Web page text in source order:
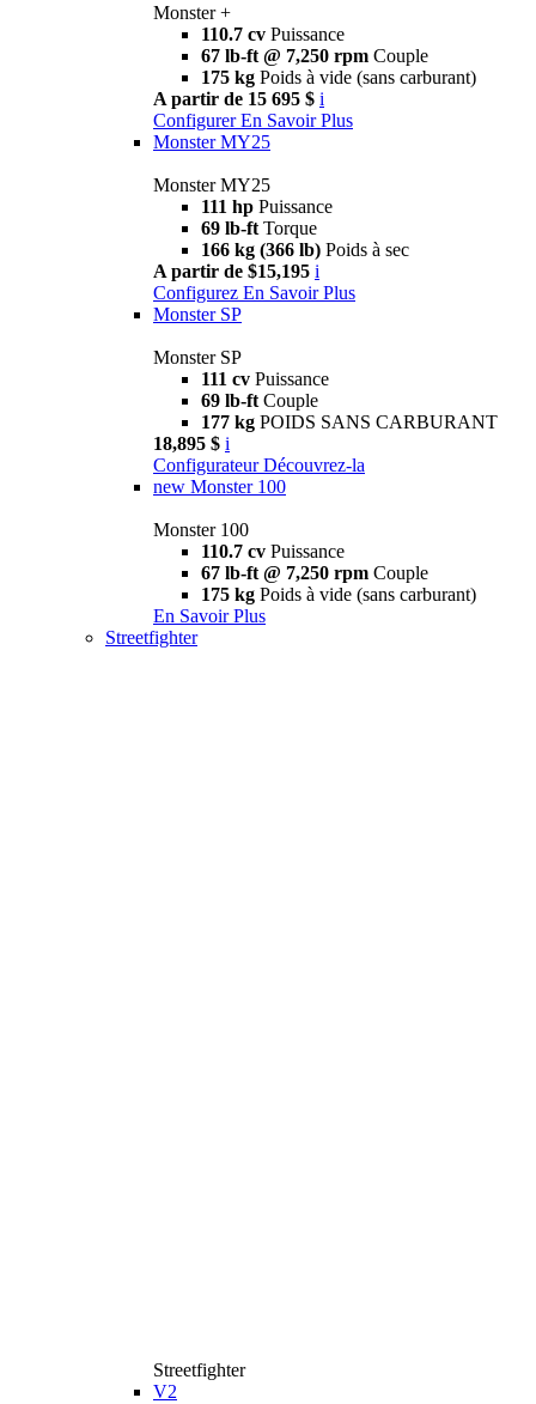
Monster +
110.7 cv Puissance
67 lb-ft @ 7,250 rpm Couple
175 kg Poids à vide (sans carburant)
A partir de 15 695 $ i
Configurer En Savoir Plus
Monster MY25
Monster MY25
111 hp Puissance
69 lb-ft Torque
166 kg (366 lb) Poids à sec
A partir de $15,195 i
Configurez En Savoir Plus
Monster SP
Monster SP
111 cv Puissance
69 lb-ft Couple
177 kg POIDS SANS CARBURANT
18,895 $ i
Configurateur Découvrez-la
new Monster 100
Monster 100
110.7 cv Puissance
67 lb-ft @ 7,250 rpm Couple
175 kg Poids à vide (sans carburant)
En Savoir Plus
Streetfighter
Streetfighter
V2